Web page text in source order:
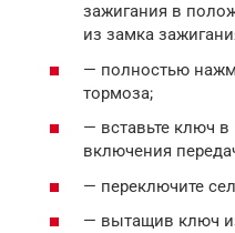
зажигания в
из замка
— полностью
тормоза;
— вставьте ключ
включения
— переключите
— вытащив ключ